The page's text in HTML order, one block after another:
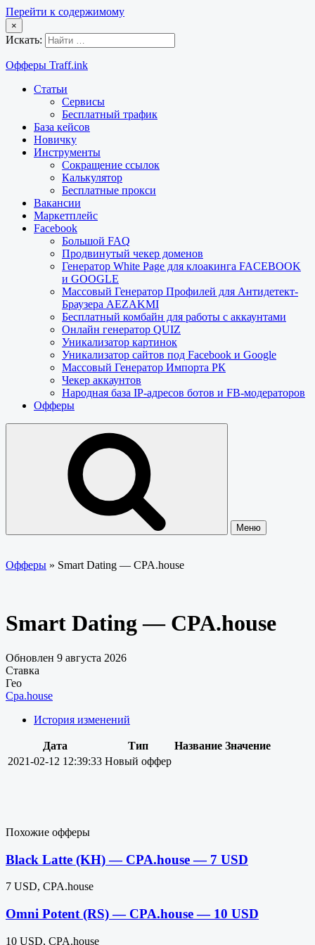
Перейти к содержимому
×
Искать:
Офферы Traff.ink
Статьи
Сервисы
Бесплатный трафик
База кейсов
Новичку
Инструменты
Сокращение ссылок
Калькулятор
Бесплатные прокси
Вакансии
Маркетплейс
Facebook
Большой FAQ
Продвинутый чекер доменов
Генератор White Page для клоакинга FACEBOOK
и GOOGLE
Массовый Генератор Профилей для Антидетект-
Браузера AEZAKMI
Бесплатный комбайн для работы с аккаунтами
Онлайн генератор QUIZ
Уникализатор картинок
Уникализатор сайтов под Facebook и Google
Массовый Генератор Импорта РК
Чекер аккаунтов
Народная база IP-адресов ботов и FB-модераторов
Офферы
Меню
Офферы » Smart Dating — CPA.house
Smart Dating — CPA.house
Обновлен 9 августа 2026
Ставка
Гео
Cpa.house
История изменений
Дата Тип Название Значение
2021-02-12 12:39:33 Новый оффер
Похожие офферы
Black Latte (KH) — CPA.house — 7 USD
7 USD, CPA.house
Omni Potent (RS) — CPA.house — 10 USD
10 USD, CPA.house